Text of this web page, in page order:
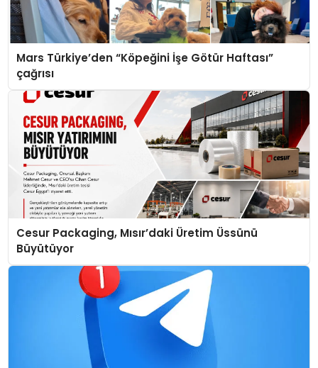
Mars Türkiye’den “Köpeğini İşe Götür Haftası”
çağrısı
Cesur Packaging, Mısır’daki Üretim Üssünü
Büyütüyor